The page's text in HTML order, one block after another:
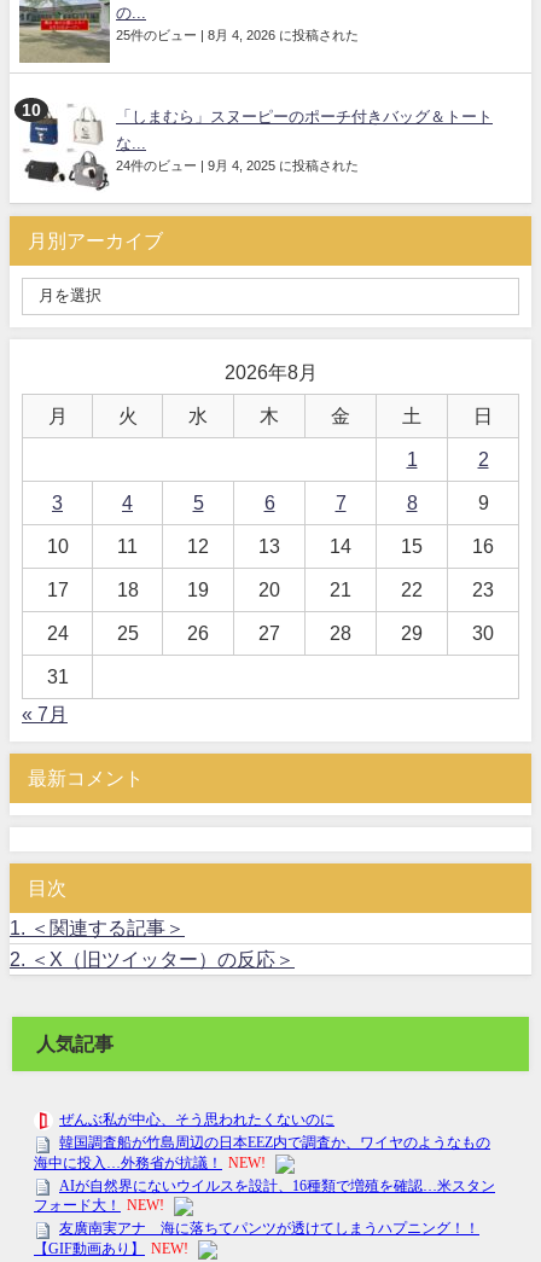
の...
25件のビュー | 8月 4, 2026 に投稿された
「しまむら」スヌーピーのポーチ付きバッグ＆トート
な...
24件のビュー | 9月 4, 2025 に投稿された
月別アーカイブ
2026年8月
月 火 水 木 金 土 日
1 2
3 4 5 6 7 8 9
10 11 12 13 14 15 16
17 18 19 20 21 22 23
24 25 26 27 28 29 30
31
« 7月
最新コメント
目次
1. ＜関連する記事＞
2. ＜X（旧ツイッター）の反応＞
人気記事